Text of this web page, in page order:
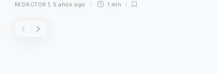
REDACTOR 1 5 años ago 1 min